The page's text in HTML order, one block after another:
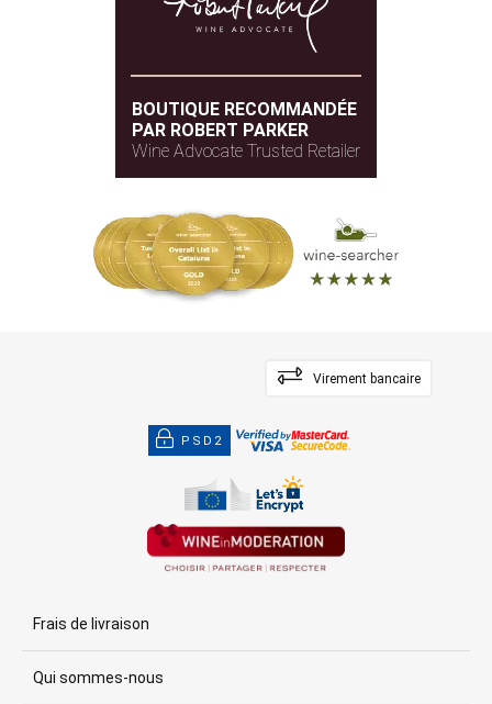
BOUTIQUE RECOMMANDÉE
PAR ROBERT PARKER
Wine Advocate Trusted Retailer
Virement bancaire
PSD2
Frais de livraison
Qui sommes-nous